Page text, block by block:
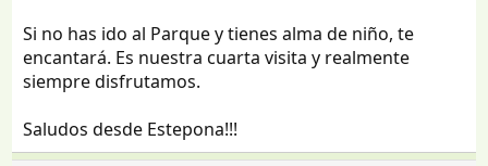
Si no has ido al Parque y tienes alma de niño, te
encantará. Es nuestra cuarta visita y realmente
siempre disfrutamos.
Saludos desde Estepona!!!